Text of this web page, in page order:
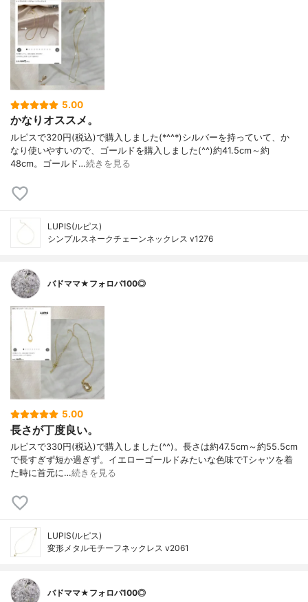
5.00
かなりオススメ。
ルピスで320円(税込)で購入しました(*^^*)シルバーを持っていて、か
なり使いやすいので、ゴールドを購入しました(^^)約41.5cm～約
48cm。ゴールド…続きを見る
LUPIS(ルピス)
シンプルスネークチェーンネックレス v1276
バドママ★フォロバ100◎
5.00
長さが丁度良い。
ルピスで330円(税込)で購入しました(^^)。長さは約47.5cm～約55.5cm
で長すぎず短か過ぎず。イエローゴールドみたいな色味でTシャツを着
た時に首元に…続きを見る
LUPIS(ルピス)
変形メタルモチーフネックレス v2061
バドママ★フォロバ100◎